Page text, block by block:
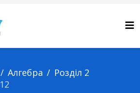
Алгебра
Розділ 2
12